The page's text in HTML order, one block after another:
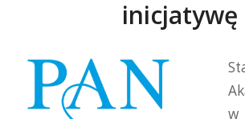
inicjatywę